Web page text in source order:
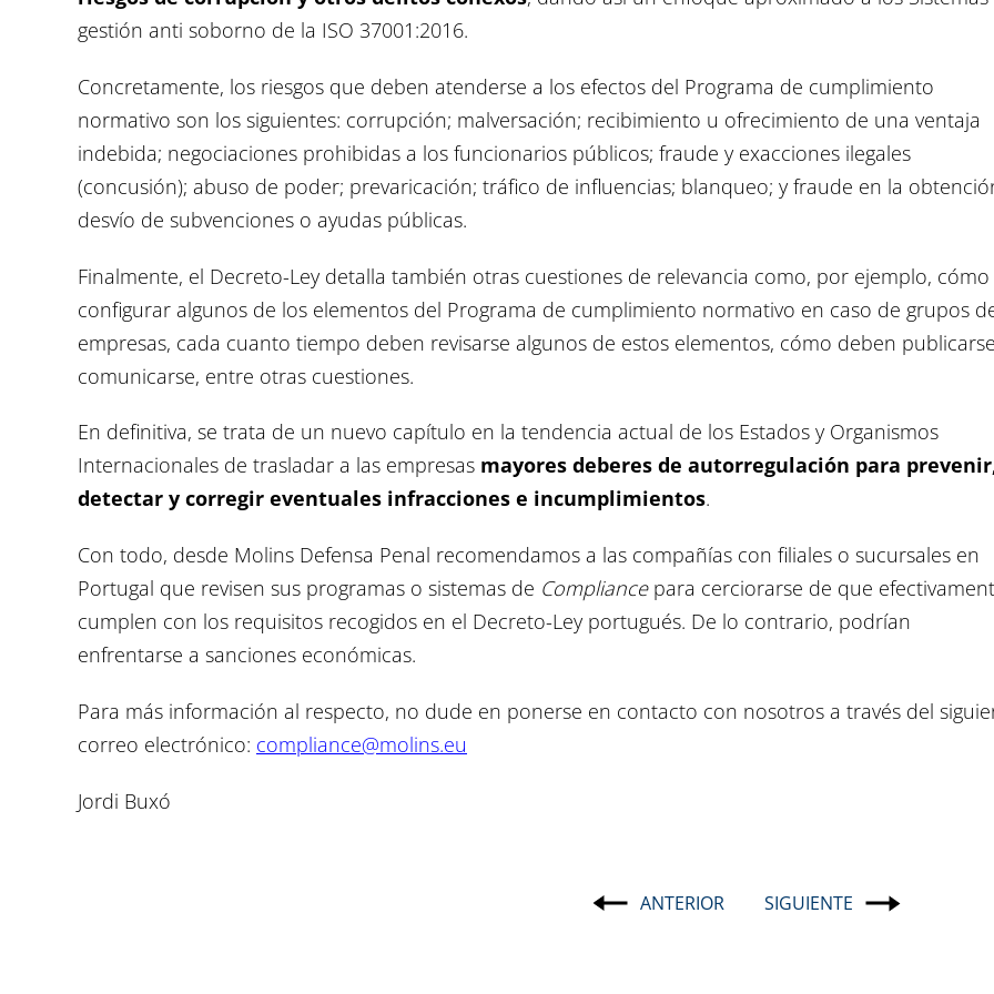
gestión anti soborno de la ISO 37001:2016.
Concretamente, los riesgos que deben atenderse a los efectos del Programa de cumplimiento
normativo son los siguientes: corrupción; malversación; recibimiento u ofrecimiento de una ventaja
indebida; negociaciones prohibidas a los funcionarios públicos; fraude y exacciones ilegales
(concusión); abuso de poder; prevaricación; tráfico de influencias; blanqueo; y fraude en la
desvío de subvenciones o ayudas públicas.
Finalmente, el Decreto-Ley detalla también otras cuestiones de relevancia como, por ejemplo, cómo
configurar algunos de los elementos del Programa de cumplimiento normativo en caso de grupos
empresas, cada cuanto tiempo deben revisarse algunos de estos elementos, cómo deben
comunicarse, entre otras cuestiones.
En definitiva, se trata de un nuevo capítulo en la tendencia actual de los Estados y Organismos
Internacionales de trasladar a las empresas mayores deberes de autorregulación para
detectar y corregir eventuales infracciones e incumplimientos.
Con todo, desde Molins Defensa Penal recomendamos a las compañías con filiales o sucursales en
Portugal que revisen sus programas o sistemas de Compliancepara cerciorarse de que
cumplen con los requisitos recogidos en el Decreto-Ley portugués. De lo contrario, podrían
enfrentarse a sanciones económicas.
Para más información al respecto, no dude en ponerse en contacto con nosotros a través del
correo electrónico: compliance@molins.eu
Jordi Buxó
Navegación
ANTERIOR SIGUIENTE